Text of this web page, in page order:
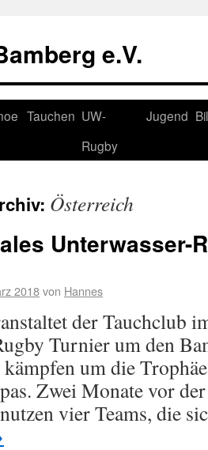
e.V.
Tauchen UW-
Rugby
Jugend
Österreich
Unterwasser-
2018von Hannes
der Tauchclub
Turnier um den
um die
Zwei Monate vor
vier Teams, die